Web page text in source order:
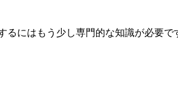
にはもう少し専門的な知識が必要